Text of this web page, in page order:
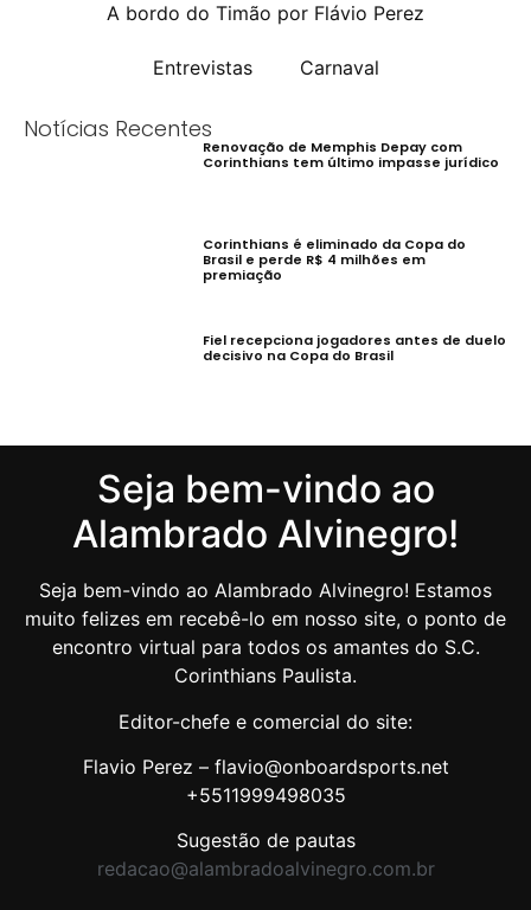
A bordo do Timão por Flávio Perez
Entrevistas Carnaval
Notícias Recentes
Renovação de Memphis Depay com
Corinthians tem último impasse jurídico
Corinthians é eliminado da Copa do
Brasil e perde R$ 4 milhões em
premiação
Fiel recepciona jogadores antes de duelo
decisivo na Copa do Brasil
Seja bem-vindo ao
Alambrado Alvinegro!
Seja bem-vindo ao Alambrado Alvinegro! Estamos
muito felizes em recebê-lo em nosso site, o ponto de
encontro virtual para todos os amantes do S.C.
Corinthians Paulista.
Editor-chefe e comercial do site:
Flavio Perez – flavio@onboardsports.net
+5511999498035
Sugestão de pautas
redacao@alambradoalvinegro.com.br